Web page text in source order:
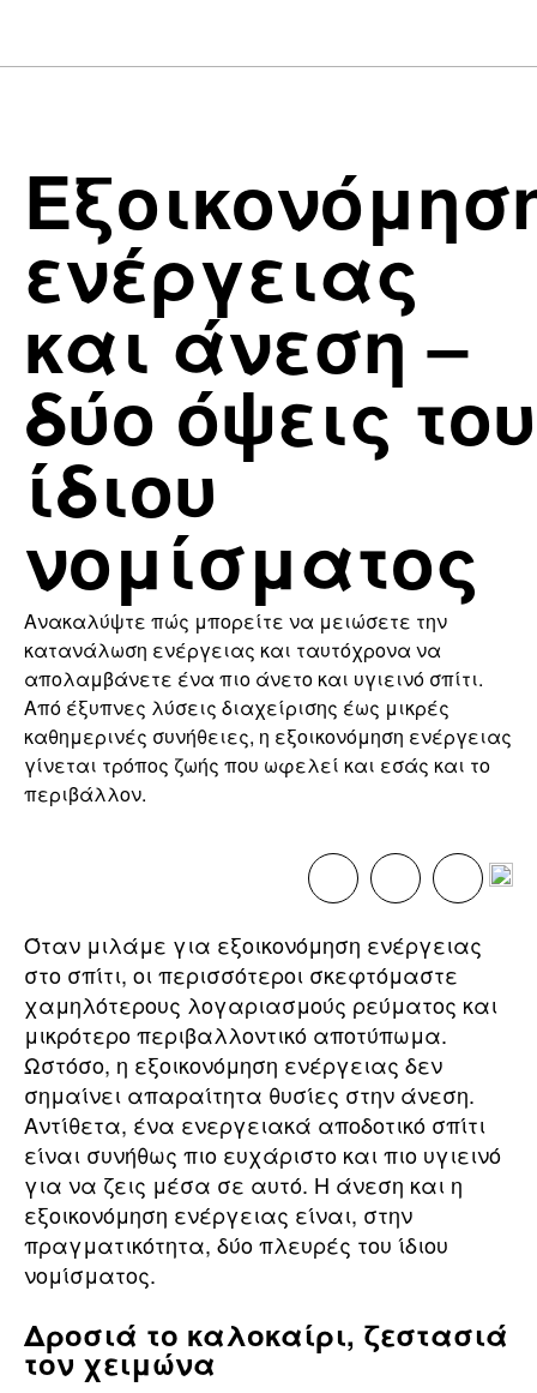
ενέργειας
και άνεση –
δύο όψεις του
ίδιου
νομίσματος
Ανακαλύψτε πώς μπορείτε να μειώσετε την
κατανάλωση ενέργειας και ταυτόχρονα να
απολαμβάνετε ένα πιο άνετο και υγιεινό σπίτι.
Από έξυπνες λύσεις διαχείρισης έως μικρές
καθημερινές συνήθειες, η εξοικονόμηση ενέργειας
γίνεται τρόπος ζωής που ωφελεί και εσάς και το
περιβάλλον.
Όταν μιλάμε για εξοικονόμηση ενέργειας
στο σπίτι, οι περισσότεροι σκεφτόμαστε
χαμηλότερους λογαριασμούς ρεύματος και
μικρότερο περιβαλλοντικό αποτύπωμα.
Ωστόσο, η εξοικονόμηση ενέργειας δεν
σημαίνει απαραίτητα θυσίες στην άνεση.
Αντίθετα, ένα ενεργειακά αποδοτικό σπίτι
είναι συνήθως πιο ευχάριστο και πιο υγιεινό
για να ζεις μέσα σε αυτό. Η άνεση και η
εξοικονόμηση ενέργειας είναι, στην
πραγματικότητα, δύο πλευρές του ίδιου
νομίσματος.
Δροσιά το καλοκαίρι, ζεστασιά
τον χειμώνα